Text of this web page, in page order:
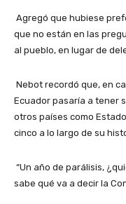
Agregó que hubiese
que no están en las
al pueblo, en lugar de
Nebot recordó que, en
Ecuador pasaría a tener
otros países como
cinco a lo largo de su
“Un año de parálisis,
sabe qué va a decir la